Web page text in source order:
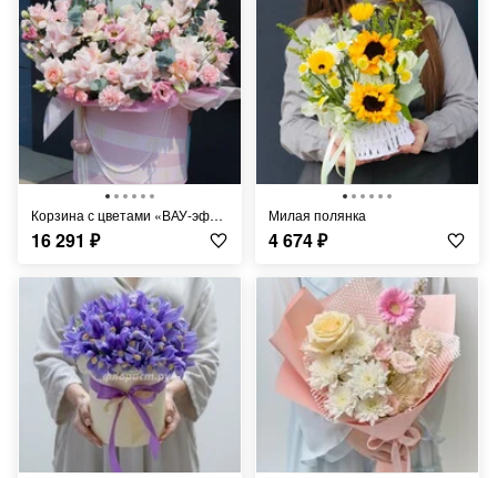
Корзина с цветами «ВАУ-эффект»
16 291 ₽
Милая полянка
4 674₽